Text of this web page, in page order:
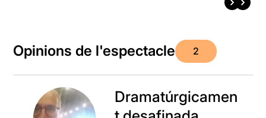
Opinions de l'espectacle 2
Dramatúrgicamen